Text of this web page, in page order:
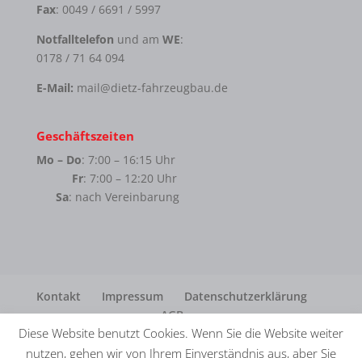
Fax: 0049 / 6691 / 5997
Notfalltelefon und am WE:
0178 / 71 64 094
E-Mail: mail@dietz-fahrzeugbau.de
Geschäftszeiten
Mo – Do: 7:00 – 16:15 Uhr
Fr: 7:00 – 12:20 Uhr
Sa: nach Vereinbarung
Kontakt Impressum
Datenschutzerklärung
AGB
Diese Website benutzt Cookies. Wenn Sie die Website weiter
nutzen, gehen wir von Ihrem Einverständnis aus, aber Sie